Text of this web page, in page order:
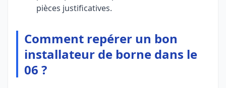
pièces justificatives.
Comment repérer un bon
installateur de borne dans le
06 ?